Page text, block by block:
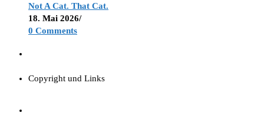
Not A Cat. That Cat.
18. Mai 2026/
0 Comments
Copyright und Links